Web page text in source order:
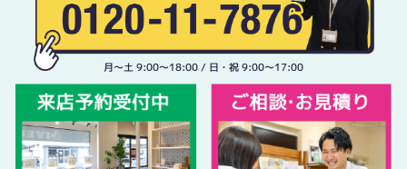
月〜土 9:00〜18:00 / 日・祝 9:00〜17:00